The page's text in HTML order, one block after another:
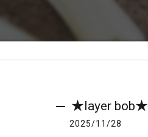
★layer bob★
2025/11/28